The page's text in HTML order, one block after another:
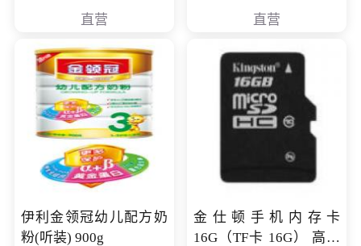
直营 直营
伊利金领冠幼儿配方奶
粉(听装) 900g
金仕顿手机内存卡
16G（TF卡 16G） 高速